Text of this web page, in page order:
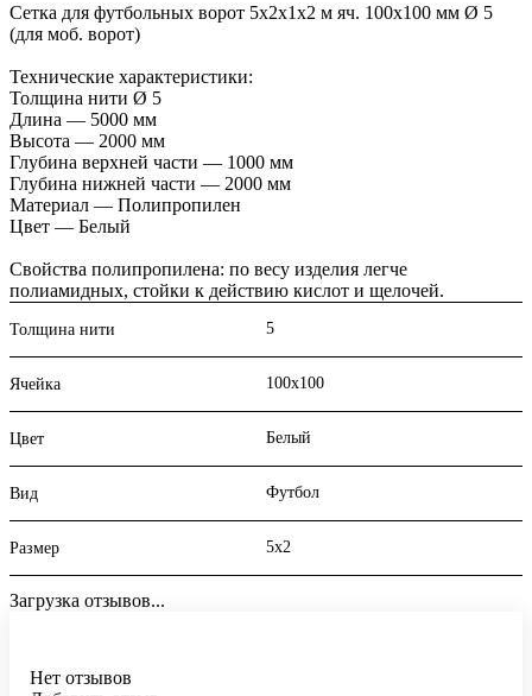
Сетка для футбольных ворот 5х2х1х2 м яч. 100х100 мм Ø 5
(для моб. ворот)
Технические характеристики:
Толщина нити Ø 5
Длина — 5000 мм
Высота — 2000 мм
Глубина верхней части — 1000 мм
Глубина нижней части — 2000 мм
Материал — Полипропилен
Цвет — Белый
Свойства полипропилена: по весу изделия легче
полиамидных, стойки к действию кислот и щелочей.
Толщина нити 5
Ячейка 100х100
Цвет Белый
Вид Футбол
Размер 5х2
Загрузка отзывов...
Нет отзывов